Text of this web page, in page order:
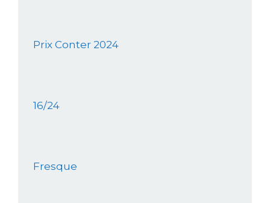
Prix Conter 2024
16/24
Fresque